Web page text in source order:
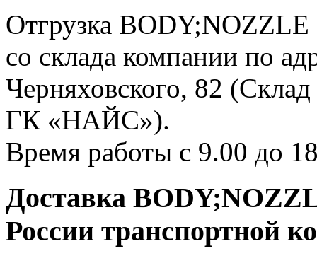
Отгрузка BODY;NOZZLE
со склада компании по
Черняховского, 82
ГК «НАЙС»).
Время работы с 9.00 до
Доставка
России транспортной